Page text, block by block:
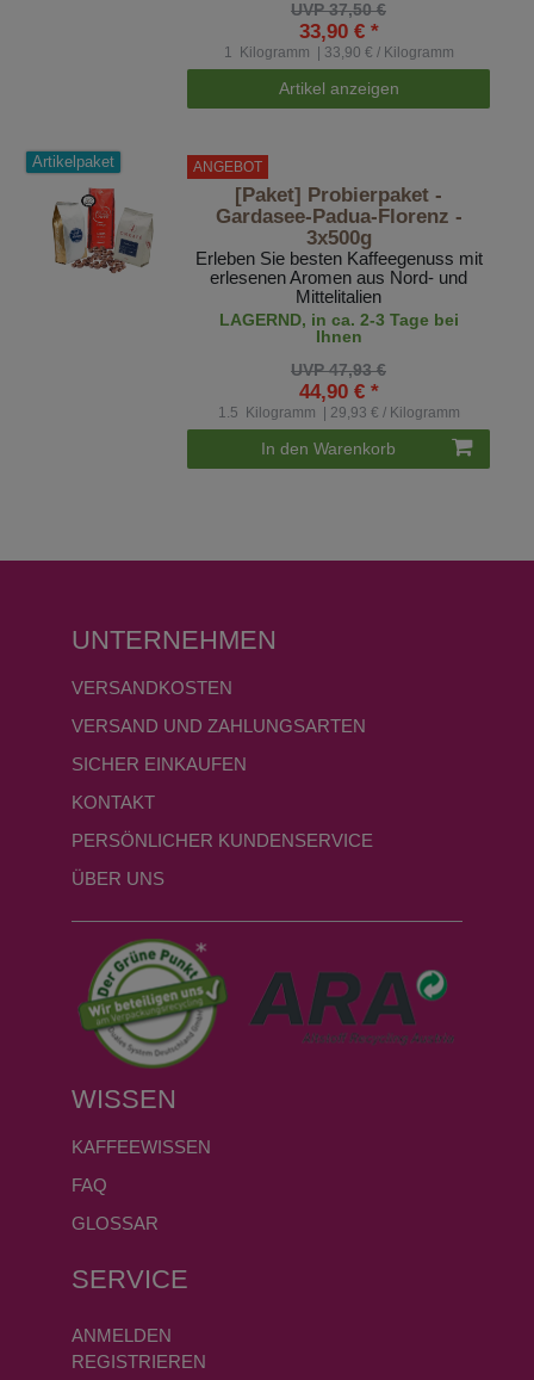
UVP 37,50 €
33,90 € *
1 Kilogramm | 33,90 € / Kilogramm
Artikel anzeigen
Artikelpaket ANGEBOT
[Paket] Probierpaket -
Gardasee-Padua-Florenz -
3x500g
Erleben Sie besten Kaffeegenuss mit
erlesenen Aromen aus Nord- und
Mittelitalien
LAGERND, in ca. 2-3 Tage bei
Ihnen
UVP 47,93 €
44,90 € *
1.5 Kilogramm | 29,93 € / Kilogramm
In den Warenkorb
UNTERNEHMEN
VERSANDKOSTEN
VERSAND UND ZAHLUNGSARTEN
SICHER EINKAUFEN
KONTAKT
PERSÖNLICHER KUNDENSERVICE
ÜBER UNS
WISSEN
KAFFEEWISSEN
FAQ
GLOSSAR
SERVICE
ANMELDEN
REGISTRIEREN